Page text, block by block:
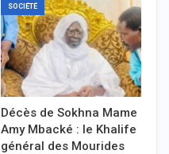
SOCIÉTÉ
Décès de Sokhna Mame
Amy Mbacké : le Khalife
général des Mourides